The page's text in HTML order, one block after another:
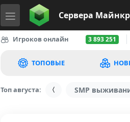
Сервера
Игроков онлайн 3 893 251
ТОПОВЫЕ
Топ августа: SMP